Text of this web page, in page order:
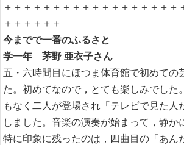
＋＋＋＋＋＋＋＋＋＋＋＋＋＋＋＋＋＋
＋＋＋＋＋＋
今までで一番のふ
学一年 茅野 亜衣子さん
五・六時間目にほつま体育館で初めての
た。初めてなので，とても楽しみでした
もなく二人が登場され「テレビで見た人
しました。音楽の演奏が始まって，静か
特に印象に残ったのは，四曲目の「あん